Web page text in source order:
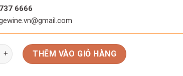
6666
ý Passorano Puglia Le Vigne Di Sammarco số lượng
THÊM VÀO GIỎ HÀNG